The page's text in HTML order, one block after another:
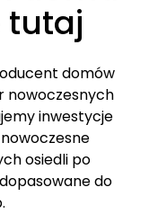
tutaj
domów
nowoczesnych
inwestycje
osiedli po
do